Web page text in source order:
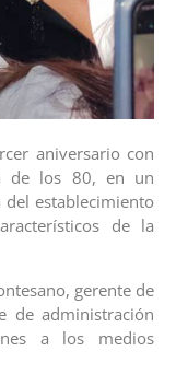
aniversario con
de los 80, en un
establecimiento
de la
gerente de
de administración
a los medios